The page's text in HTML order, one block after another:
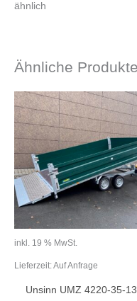
ähnlich
Ähnliche Produkte
inkl. 19 % MwSt.
Lieferzeit:Auf Anfrage
Unsinn UMZ 4220-35-13